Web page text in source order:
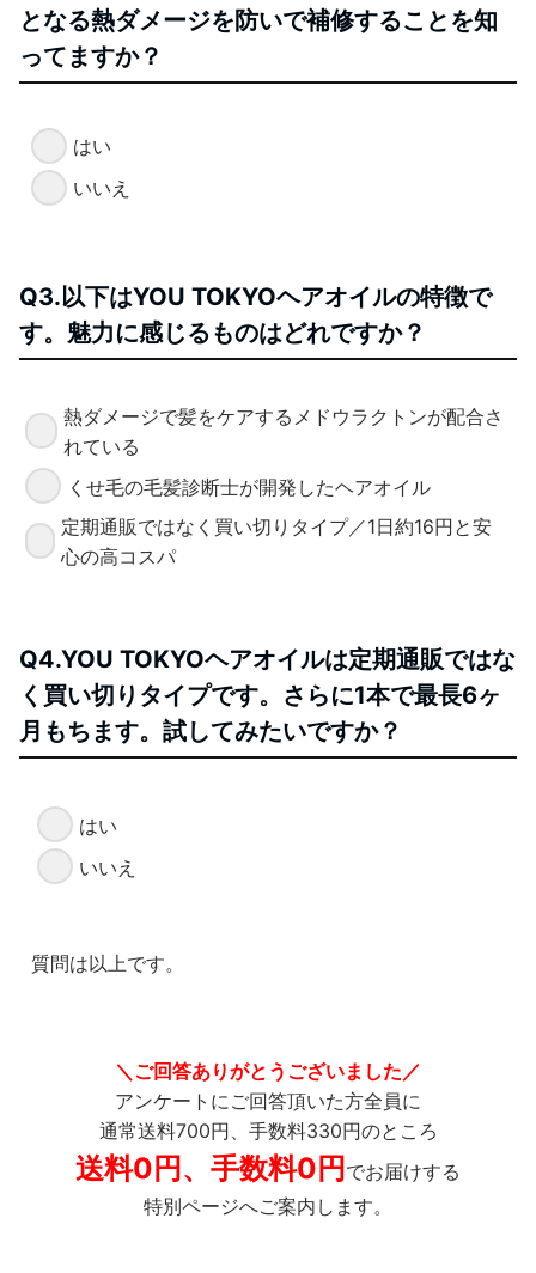
となる熱ダメージを防いで補修することを知
ってますか？
はい
いいえ
Q3.以下はYOU TOKYOヘアオイルの特徴で
す。魅力に感じるものはどれですか？
熱ダメージで髪をケアするメドウラクトンが配合さ
れている
くせ毛の毛髪診断士が開発したヘアオイル
定期通販ではなく買い切りタイプ／1日約16円と安
心の高コスパ
Q4.YOU TOKYOヘアオイルは定期通販ではな
く買い切りタイプです。さらに1本で最長6ヶ
月もちます。試してみたいですか？
はい
いいえ
質問は以上です。
＼ご回答ありがとうございました／
アンケートにご回答頂いた方全員に
通常送料700円、手数料330円のところ
送料0円、手数料0円 でお届けする
特別ページへご案内します。